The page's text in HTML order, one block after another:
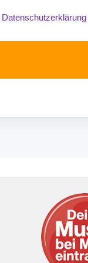
Datenschutzerklärung